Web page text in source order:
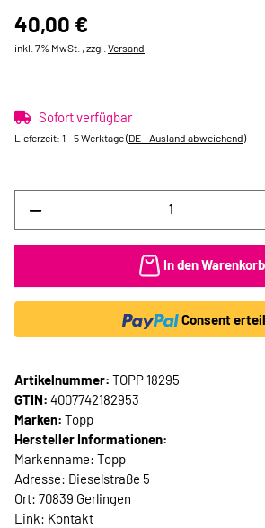
40,00 €
inkl. 7% MwSt. , zzgl. Versand
Sofort verfügbar
Lieferzeit: 1 - 5 Werktage(DE - Ausland abweichend)
In den Warenkorb
Consent
Artikelnummer: TOPP 18295
GTIN: 4007742182953
Marken: Topp
Hersteller Informationen:
Markenname: Topp
Adresse: Dieselstraße 5
Ort: 70839 Gerlingen
Link: Kontakt